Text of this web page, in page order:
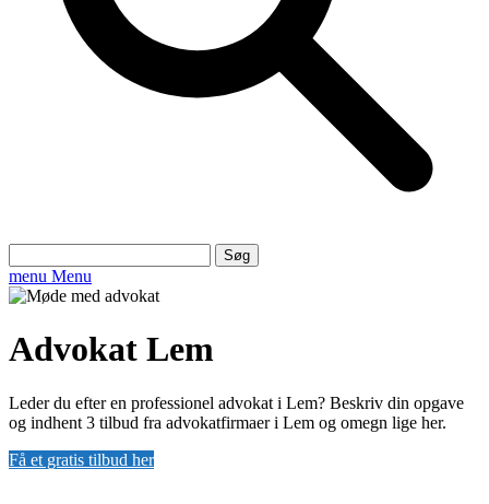
efter:
menu Menu
Advokat Lem
Leder du efter en professionel advokat i Lem? Beskriv din opgave
og indhent 3 tilbud fra advokatfirmaer i Lem og omegn lige her.
Få et gratis tilbud her